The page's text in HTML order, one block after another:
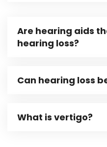
Are hearing aids
hearing loss?
Can hearing loss
What is vertigo?